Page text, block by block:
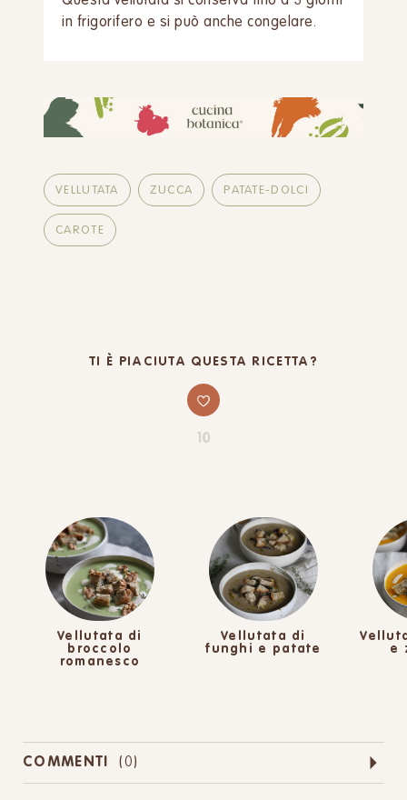
in frigorifero e si può anche congelare.
VELLUTATA ZUCCA PATATE-DOLCI
CAROTE
TI È PIACIUTA QUESTA RICETTA?
10
Vellutata di
broccolo
romanesco
Vellutata di
funghi e patate
e
COMMENTI (0)